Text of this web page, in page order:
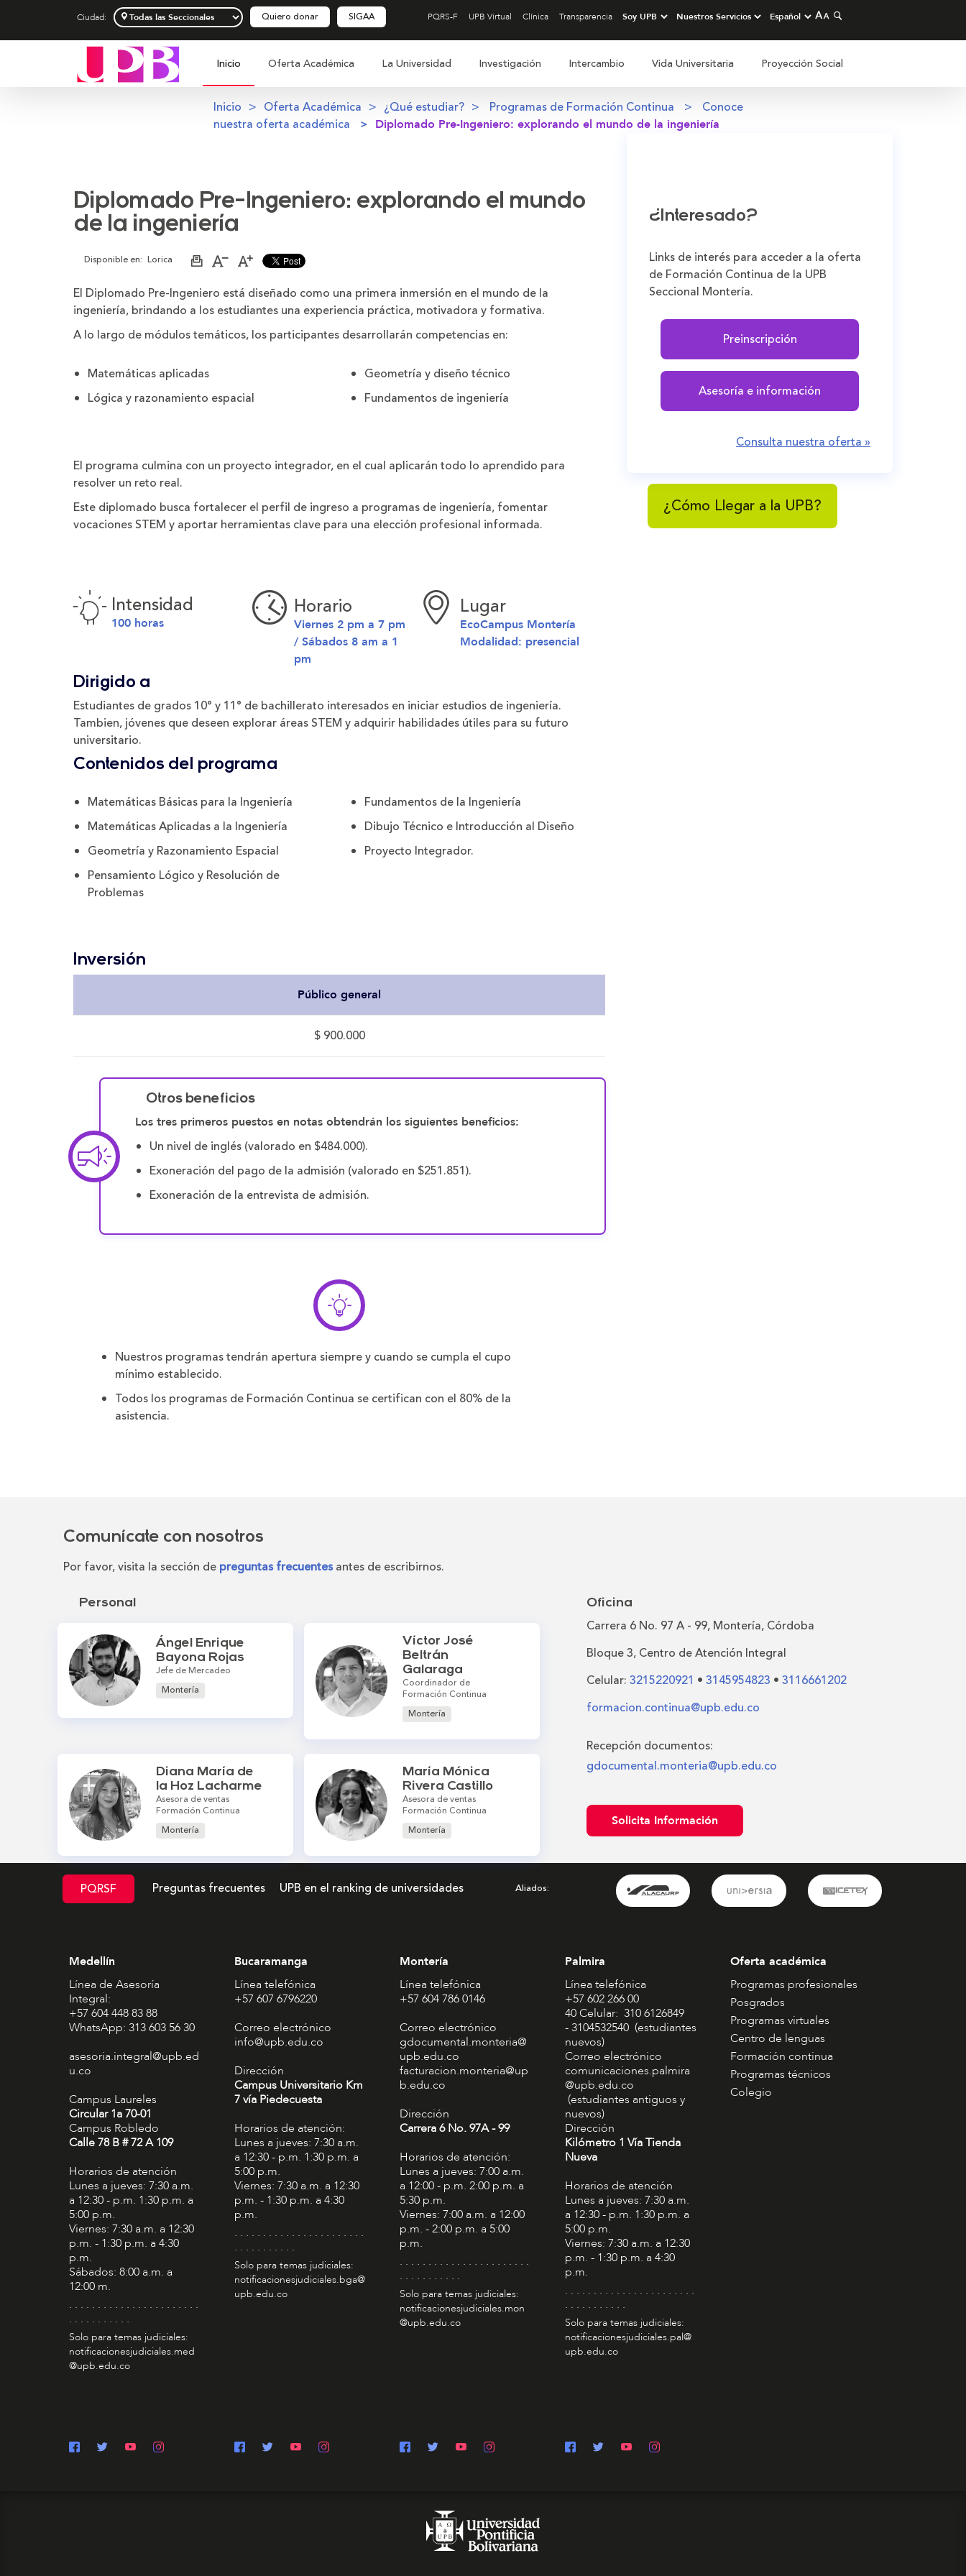
Ciudad: Quiero donar SIGAA PQRS-F UPB Virtual Clínica Transparencia
Inicio Oferta Académica La Universidad Investigación Intercambio Vida Universitaria Proyección Social
Inicio Oferta Académica ¿Qué estudiar? Programas de Formación Continua
Conoce
nuestra oferta académica
Diplomado Pre-Ingeniero: explorando el mundo de la ingeniería
Diplomado Pre-Ingeniero: explorando el mundo
de la ingeniería
Disponible en: Lorica
ImprimirAumentar
de
la
letra
Disminuir
de
la
letra
El Diplomado Pre-Ingeniero está diseñado como una primera inmersión en el mundo de la
ingeniería, brindando a los estudiantes una experiencia práctica, motivadora y formativa.
A lo largo de módulos temáticos, los participantes desarrollarán competencias en:
Matemáticas aplicadas
Lógica y razonamiento espacial
Geometría y diseño técnico
Fundamentos de ingeniería
El programa culmina con un proyecto integrador, en el cual aplicarán todo lo aprendido para
resolver un reto real.
Este diplomado busca fortalecer el perfil de ingreso a programas de ingeniería, fomentar
vocaciones STEM y aportar herramientas clave para una elección profesional informada.
Intensidad
100 horas
Horario
Viernes 2 pm a 7 pm
/ Sábados 8 am a 1
pm
Lugar
EcoCampus Montería
Modalidad: presencial
Dirigido a
Estudiantes de grados 10° y 11° de bachillerato interesados en iniciar estudios de ingeniería.
Tambien, jóvenes que deseen explorar áreas STEM y adquirir habilidades útiles para su futuro
universitario.
Contenidos del programa
Matemáticas Básicas para la Ingeniería
Matemáticas Aplicadas a la Ingeniería
Geometría y Razonamiento Espacial
Pensamiento Lógico y Resolución de
Problemas
Fundamentos de la Ingeniería
Dibujo Técnico e Introducción al Diseño
Proyecto Integrador.
Inversión
Público general
$ 900.000
Otros beneficios
Los tres primeros puestos en notas obtendrán los siguientes beneficios:
Un nivel de inglés (valorado en $484.000).
Exoneración del pago de la admisión (valorado en $251.851).
Exoneración de la entrevista de admisión.
Nuestros programas tendrán apertura siempre y cuando se cumpla el cupo
mínimo establecido.
Todos los programas de Formación Continua se certifican con el 80% de la
asistencia.
¿Interesado?
Links de interés para acceder a la oferta
de Formación Continua de la UPB
Seccional Montería.
Preinscripción
Asesoría e información
Consulta nuestra oferta »
¿Cómo Llegar a la UPB?
Comunícate con nosotros
Por favor, visita la sección de preguntas frecuentes antes de escribirnos.
Personal
Ángel Enrique
Bayona Rojas
Jefe de Mercadeo
Montería
Víctor José
Beltrán
Galaraga
Coordinador de
Formación Continua
Montería
Diana María de
la Hoz Lacharme
Asesora de ventas
Formación Continua
Montería
María Mónica
Rivera Castillo
Asesora de ventas
Formación Continua
Montería
Oficina
Carrera 6 No. 97 A - 99, Montería, Córdoba
Bloque 3, Centro de Atención Integral
Celular: 3215220921 • 3145954823 • 3116661202
formacion.continua@upb.edu.co
Recepción documentos:
gdocumental.monteria@upb.edu.co
Solicita Información
PQRSF Preguntas frecuentes UPB en el ranking de universidades Aliados
Medellín
Línea de Asesoría
Integral:
+57 604 448 83 88
WhatsApp: 313 603 56 30
asesoria.integral@upb.ed
u.co
Campus Laureles
Circular 1a 70-01
Campus Robledo
Calle 78 B # 72 A 109
Horarios de atención
Lunes a jueves: 7:30 a.m.
a 12:30 - p.m. 1:30 p.m. a
5:00 p.m.
Viernes: 7:30 a.m. a 12:30
p.m. - 1:30 p.m. a 4:30
p.m.
Sábados: 8:00 a.m. a
12:00 m.
. . . . . . . . . . . . . . . . . . . . . . .
. . . . . . . . . . .
Solo para temas judiciales:
notificacionesjudiciales.med
@upb.edu.co
Bucaramanga
Línea telefónica
+57 607 6796220
Correo electrónico
info@upb.edu.co
Dirección
Campus Universitario Km
7 vía Piedecuesta
Horarios de atención:
Lunes a jueves: 7:30 a.m.
a 12:30 - p.m. 1:30 p.m. a
5:00 p.m.
Viernes: 7:30 a.m. a 12:30
p.m. - 1:30 p.m. a 4:30
p.m.
. . . . . . . . . . . . . . . . . . . . . . .
. . . . . . . . . . .
Solo para temas judiciales:
notificacionesjudiciales.bga@
upb.edu.co
Montería
Línea telefónica
+57 604 786 0146
Correo electrónico
gdocumental.monteria@
upb.edu.co
facturacion.monteria@up
b.edu.co
Dirección
Carrera 6 No. 97A - 99​
Horarios de atención:
Lunes a jueves: 7:00 a.m.
a 12:00 - p.m. 2:00 p.m. a
5:30 p.m.
Viernes: 7:00 a.m. a 12:00
p.m. - 2:00 p.m. a 5:00
p.m.
. . . . . . . . . . . . . . . . . . . . . . .
. . . . . . . . . . .
Solo para temas judiciales:
notificacionesjudiciales.mon
@upb.edu.co
Palmira
Línea telefónica
+57 602 266 00
40 Celular: 310 6126849
- 3104532540 (estudiantes
nuevos)
Correo electrónico
comunicaciones.palmira
@upb.edu.co
(estudiantes antiguos y
nuevos)
Dirección
Kilómetro 1 Vía Tienda
Nueva
Horarios de atención
Lunes a jueves: 7:30 a.m.
a 12:30 - p.m. 1:30 p.m. a
5:00 p.m.
Viernes: 7:30 a.m. a 12:30
p.m. - 1:30 p.m. a 4:30
p.m.
. . . . . . . . . . . . . . . . . . . . . . .
. . . . . . . . . . .
Solo para temas judiciales:
notificacionesjudiciales.pal@
upb.edu.co
Oferta académica
Programas profesionales
Posgrados
Programas virtuales
Centro de lenguas
Formación continua
Programas técnicos
Colegio